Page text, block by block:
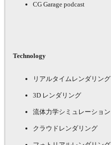
CG Garage podcast
Technology
リアルタイムレンダリング
3D レンダリング
流体力学シミュレーション
クラウドレンダリング